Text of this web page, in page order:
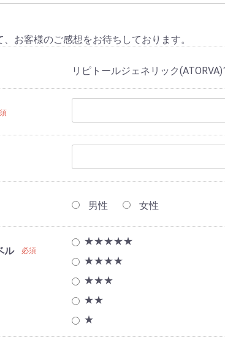
お客様のご感想をお待ちしております。
リピトールジェネリック
男性 女性
ル 必須
★★★★★
★★★★
★★★
★★
★